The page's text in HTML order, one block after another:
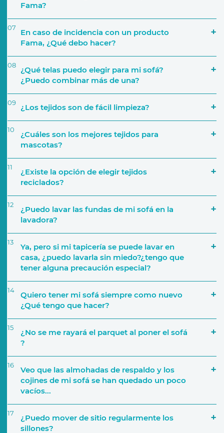
Número de personas que lo van a utilizar
Características del sofá
Tejido y tapicerías
a través de nuestra página web
Fama?
Activar Garantía
07
En caso de incidencia con un producto
Fama, ¿Qué debo hacer?
08
¿Qué telas puedo elegir para mi sofá?
¿Puedo combinar más de una?
Si por ejemplo decides crear una composición de
cinco módulos, podrás elegir una tapicería
añadir diferentes telas para los cojines
decorativos.
09 ¿Los tejidos son de fácil limpieza?
10
¿Cuáles son los mejores tejidos para
mascotas?
11
¿Existe la opción de elegir tejidos
reciclados?
12
¿Puedo lavar las fundas de mi sofá en la
lavadora?
13
Ya, pero si mi tapicería se puede lavar en
casa, ¿puedo lavarla sin miedo?¿tengo que
tener alguna precaución especial?
14
Quiero tener mi sofá siempre como nuevo
¿Qué tengo que hacer?
15
¿No se me rayará el parquet al poner el sofá
?
16
Veo que las almohadas de respaldo y los
cojines de mi sofá se han quedado un poco
vacíos...
17
¿Puedo mover de sitio regularmente los
sillones?